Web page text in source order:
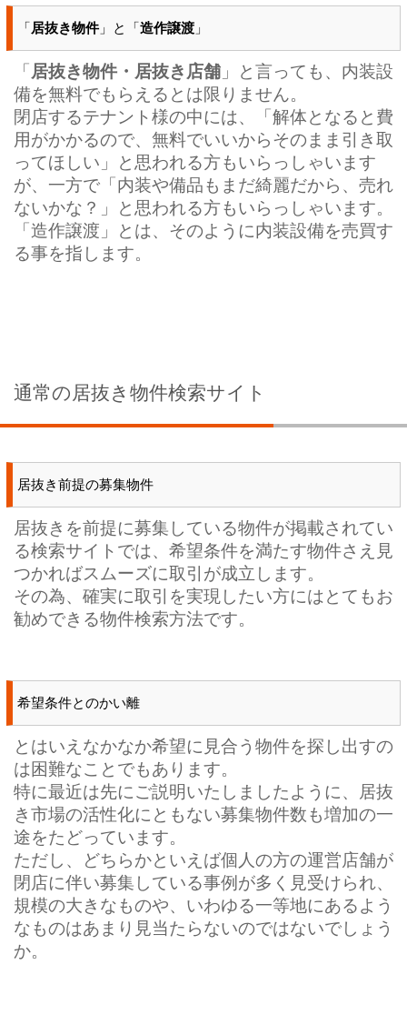
「居抜き物件」と「造作譲渡」
「 居抜き物件・居抜き店舗 」と言っても、内装設
備を無料でもらえるとは限りません。
閉店するテナント様の中には、「解体となると費
用がかかるので、無料でいいからそのまま引き取
ってほしい」と思われる方もいらっしゃいます
が、一方で「内装や備品もまだ綺麗だから、売れ
ないかな？」と思われる方もいらっしゃいます。
「造作譲渡」とは、そのように内装設備を売買す
る事を指します。
通常の居抜き物件検索サイト
居抜き前提の募集物件
居抜きを前提に募集している物件が掲載されてい
る検索サイトでは、希望条件を満たす物件さえ見
つかればスムーズに取引が成立します。
その為、確実に取引を実現したい方にはとてもお
勧めできる物件検索方法です。
希望条件とのかい離
とはいえなかなか希望に見合う物件を探し出すの
は困難なことでもあります。
特に最近は先にご説明いたしましたように、居抜
き市場の活性化にともない募集物件数も増加の一
途をたどっています。
ただし、どちらかといえば個人の方の運営店舗が
閉店に伴い募集している事例が多く見受けられ、
規模の大きなものや、いわゆる一等地にあるよう
なものはあまり見当たらないのではないでしょう
か。